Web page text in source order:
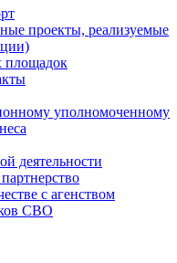
проекты, реализуемые
площадок
уполномоченному
деятельности
с агенством
СВО